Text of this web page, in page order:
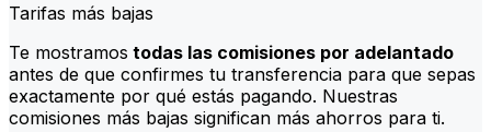
Tarifas más bajas
Te mostramos todas las comisiones por adelantado
antes de que confirmes tu transferencia para que sepas
exactamente por qué estás pagando. Nuestras
comisiones más bajas significan más ahorros para ti.